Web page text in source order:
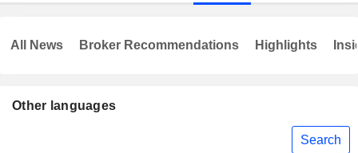
Other languages
Search
All News Broker Recommendations Highlights